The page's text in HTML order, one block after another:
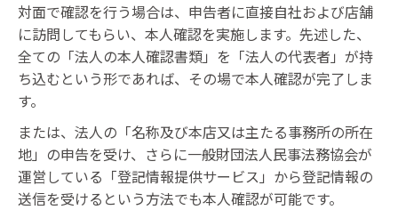
対面で確認を行う場合は、申告者に直接自社および店舗
に訪問してもらい、本人確認を実施します。先述した、
全ての「法人の本人確認書類」を「法人の代表者」が持
ち込むという形であれば、その場で本人確認が完了しま
す。
または、法人の「名称及び本店又は主たる事務所の所在
地」の申告を受け、さらに一般財団法人民事法務協会が
運営している「登記情報提供サービス」から登記情報の
送信を受けるという方法でも本人確認が可能です。